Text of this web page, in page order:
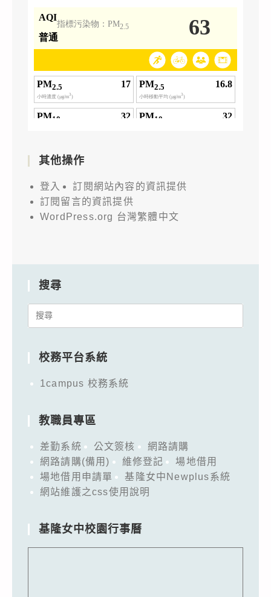
其他操作
登入
訂閱網站內容的資訊提供
訂閱留言的資訊提供
WordPress.org 台灣繁體中文
搜尋
Search
校務平台系統
1campus 校務系統
教職員專區
差勤系統 公文簽核
網路請購
網路請購(備用)
維修登記
場地借用
場地借用申請單
基隆女中Newplus系統
網站維護之css使用說明
基隆女中校園行事曆